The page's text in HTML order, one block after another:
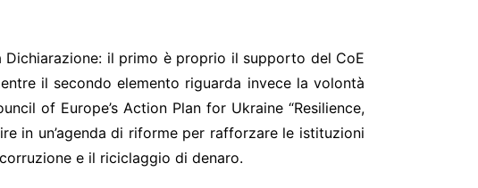
il primo è proprio il supporto del CoE
il secondo elemento riguarda invece la volontà
of Europe’s Action Plan for Ukraine “Resilience,
in un’agenda di riforme per rafforzare le istituzioni
e il riciclaggio di denaro.